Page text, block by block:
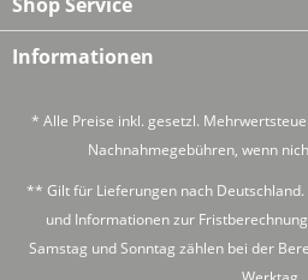
Informationen
* Alle Preise inkl. gesetzl.
Nachnahmegebühren, wenn
** Gilt für Lieferungen nach
und Informationen zur
Samstag und Sonntag zählen bei der